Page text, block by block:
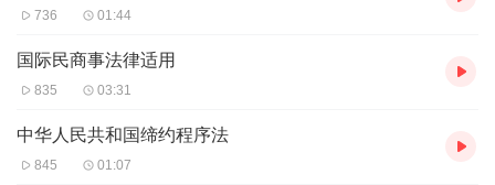
736 01:44
国际民商事法律适用
835 03:31
中华人民共和国缔约程序法
845 01:07